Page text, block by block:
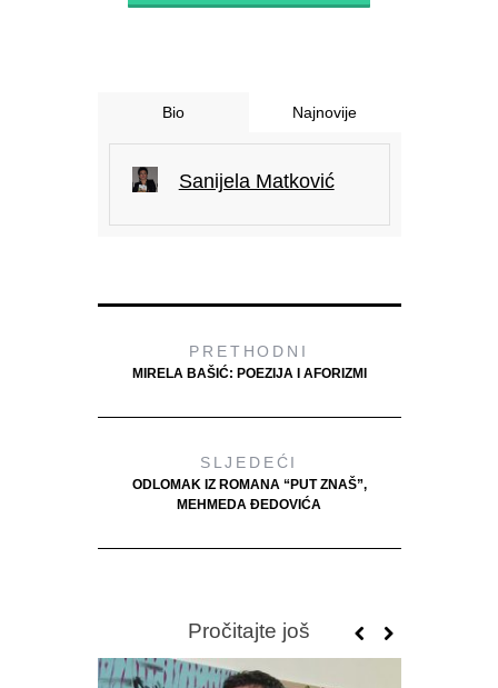
Bio Najnovije
Sanijela Matković
PRETHODNI
MIRELA BAŠIĆ: POEZIJA I AFORIZMI
SLJEDEĆI
ODLOMAK IZ ROMANA “PUT ZNAŠ”,
MEHMEDA ĐEDOVIĆA
Pročitajte još